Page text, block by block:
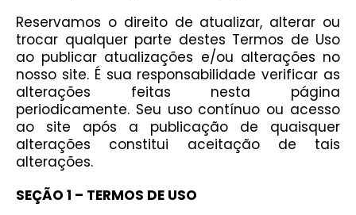
Reservamos o direito de atualizar, alterar ou
trocar qualquer parte destes Termos de Uso
ao publicar atualizações e/ou alterações no
nosso site. É sua responsabilidade verificar as
alterações feitas nesta página
periodicamente. Seu uso contínuo ou acesso
ao site após a publicação de quaisquer
alterações constitui aceitação de tais
alterações.
SEÇÃO 1 – TERMOS DE USO